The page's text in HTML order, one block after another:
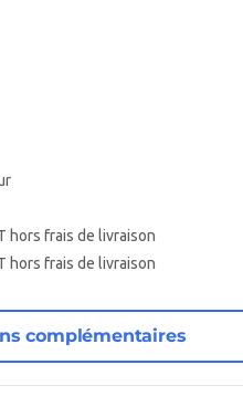
hors frais de livraison
hors frais de livraison
complémentaires